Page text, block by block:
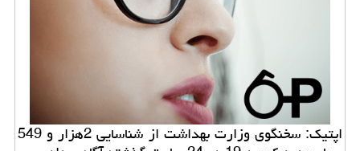
اپتیك: سخنگوی وزارت بهداشت از شناسایی 2هزار و 549